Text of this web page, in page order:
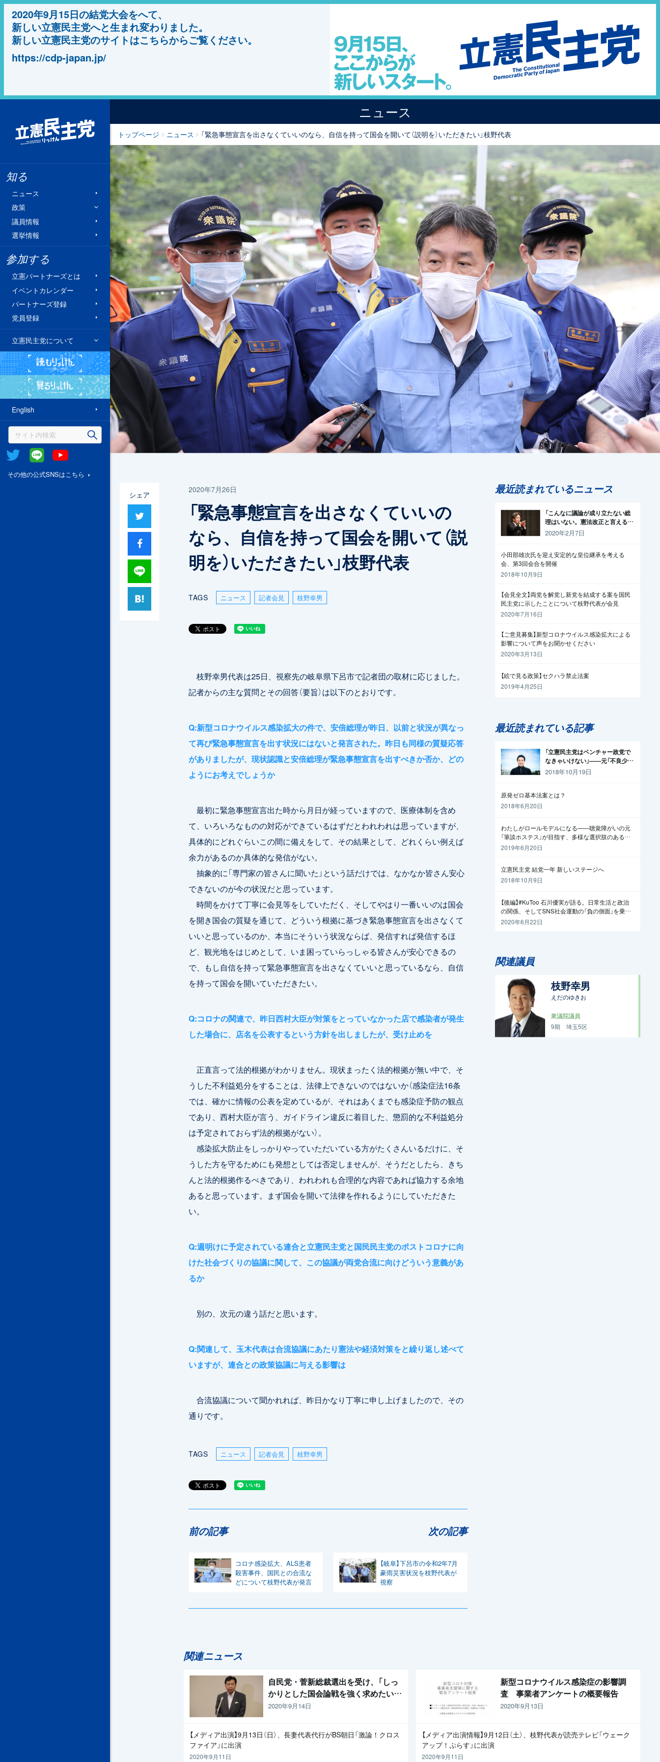
2020年9月15日の結党大会をへて、
新しい立憲民主党へと生まれ変わりました。
新しい立憲民主党のサイトはこちらからご覧ください。
https://cdp-japan.jp/
知る
ニュース
政策
議員情報
選挙情報
参加する
立憲パートナーズとは
イベントカレンダー
パートナーズ登録
党員登録
立憲民主党について
読むりっけん
見るりっけん
English
Twitter @Line
その他の公式SNSはこちら
ニュース
トップページ ニュース 「緊急事態宣言を出さなくていいのなら、自信を持って国会を開いて（説明を）いただきたい」枝野代表
シェア
Lineで送る
2020年7月26日
「緊急事態宣言を出さなくていいの
なら、自信を持って国会を開いて（説
明を）いただきたい」枝野代表
TAGS ニュース 記者会見 枝野幸男
枝野幸男代表は25日、視察先の岐阜県下呂市で記者団の取材に応じました。
記者からの主な質問とその回答（要旨）は以下のとおりです。
Q:新型コロナウイルス感染拡大の件で、安倍総理が昨日、以前と状況が異なっ
て再び緊急事態宣言を出す状況にはないと発言された。昨日も同様の質疑応答
がありましたが、現状認識と安倍総理が緊急事態宣言を出すべきか否か、どの
ようにお考えでしょうか
最初に緊急事態宣言出た時から月日が経っていますので、医療体制を含め
て、いろいろなものの対応ができているはずだとわれわれは思っていますが、
具体的にどれぐらいこの間に備えをして、その結果として、どれくらい例えば
余力があるのか具体的な発信がない。
抽象的に「専門家の皆さんに聞いた」という話だけでは、なかなか皆さん安心
できないのが今の状況だと思っています。
時間をかけて丁寧に会見等をしていただく、そしてやはり一番いいのは国会
を開き国会の質疑を通じて、どういう根拠に基づき緊急事態宣言を出さなくて
いいと思っているのか、本当にそういう状況ならば、発信すれば発信するほ
ど、観光地をはじめとして、いま困っていらっしゃる皆さんが安心できるの
で、もし自信を持って緊急事態宣言を出さなくていいと思っているなら、自信
を持って国会を開いていただきたい。
Q:コロナの関連で、昨日西村大臣が対策をとっていなかった店で感染者が発生
した場合に、店名を公表するという方針を出しましたが、受け止めを
正直言って法的根拠がわかりません。現状まったく法的根拠が無い中で、そ
うした不利益処分をすることは、法律上できないのではないか（感染症法16条
では、確かに情報の公表を定めているが、それはあくまでも感染症予防の観点
であり、西村大臣が言う、ガイドライン違反に着目した、懲罰的な不利益処分
は予定されておらず法的根拠がない）。
感染拡大防止をしっかりやっていただいている方がたくさんいるだけに、そ
うした方を守るためにも発想としては否定しませんが、そうだとしたら、きち
んと法的根拠作るべきであり、われわれも合理的な内容であれば協力する余地
あると思っています。まず国会を開いて法律を作れるようにしていただきた
い。
Q:週明けに予定されている連合と立憲民主党と国民民主党のポストコロナに向
けた社会づくりの協議に関して、この協議が両党合流に向けどういう意義があ
るか
別の、次元の違う話だと思います。
Q:関連して、玉木代表は合流協議にあたり憲法や経済対策をと繰り返し述べて
いますが、連合との政策協議に与える影響は
合流協議について聞かれれば、昨日かなり丁寧に申し上げましたので、その
通りです。
TAGS ニュース 記者会見 枝野幸男
前の記事
コロナ感染拡大、ALS患者
殺害事件、国民との合流な
どについて枝野代表が発言
次の記事
【岐阜】下呂市の令和2年7月
豪雨災害状況を枝野代表が
視察
最近読まれているニュース
「こんなに議論が成り立たない総
理はいない。憲法改正と言える資
格がどこにある。市民と野党の力
で引きずり下ろそう」杉尾議員
2020年2月7日
小田部雄次氏を迎え安定的な皇位継承を考える
会、第3回会合を開催
2018年10月9日
【会見全文】両党を解党し新党を結成する案を国民
民主党に示したことについて枝野代表が会見
2020年7月16日
【ご意見募集】新型コロナウイルス感染拡大による
影響について声をお聞かせください
2020年3月13日
【絵で見る政策】セクハラ禁止法案
2019年4月25日
最近読まれている記事
「立憲民主党はベンチャー政党で
なきゃいけない」——元「不良少
年」の起業家が政治家になった理
2018年10月19日
原発ゼロ基本法案とは？
2018年6月20日
わたしがロールモデルになる——聴覚障がいの元
「筆談ホステス」が目指す、多様な選択肢のある社
会
2019年6月20日
立憲民主党 結党一年 新しいステージへ
2018年10月9日
【後編】#KuToo 石川優実が語る。日常生活と政治
の関係、そしてSNS社会運動の「負の側面」を乗り
越えるには
2020年6月22日
関連議員
枝野幸男
えだのゆきお
衆議院議員
9期埼玉5区
関連ニュース
自民党・菅新総裁選出を受け、「しっ
かりとした国会論戦を強く求めたい」
と枝野代表
2020年9月14日
【メディア出演】9月13日（日）、長妻代表代行がBS朝日「激論！クロス
ファイア」に出演
2020年9月11日
新型コロナウイルス感染症の影響調
査 事業者アンケートの概要報告
2020年9月13日
【メディア出演情報】9月12日（土）、枝野代表が読売テレビ「ウェーク
アップ！ぷらす」に出演
2020年9月11日